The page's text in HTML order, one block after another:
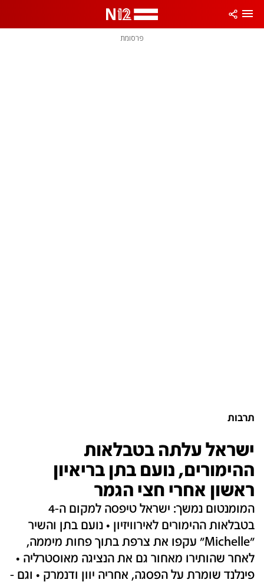
פרסומת
תרבות
ישראל עלתה בטבלאות
ההימורים, נועם בתן בריאיון
ראשון אחרי חצי הגמר
המומנטום נמשך: ישראל טיפסה למקום ה-4
בטבלאות ההימורים לאירוויזיון • נועם בתן והשיר
"Michelle" עקפו את צרפת בתוך פחות מיממה,
לאחר שהותירו מאחור גם את הנציגה מאוסטרליה •
פינלנד שומרת על הפסגה, אחריה יוון ודנמרק • וגם -